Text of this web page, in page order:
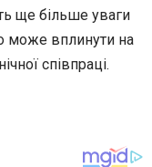
ще більше уваги
може вплинути на
співпраці.